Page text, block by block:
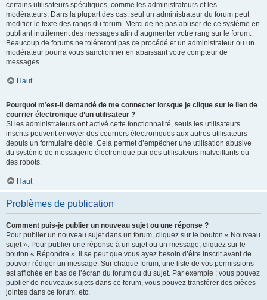
certains utilisateurs spécifiques, comme les administrateurs et les
modérateurs. Dans la plupart des cas, seul un administrateur du forum peut
modifier le texte des rangs du forum. Merci de ne pas abuser de ce système en
publiant inutilement des messages afin d’augmenter votre rang sur le forum.
Beaucoup de forums ne toléreront pas ce procédé et un administrateur ou un
modérateur pourra vous sanctionner en abaissant votre compteur de
messages.
Haut
Pourquoi m’est-il demandé de me connecter lorsque je clique sur le lien de
courrier électronique d’un utilisateur ?
Si les administrateurs ont activé cette fonctionnalité, seuls les utilisateurs
inscrits peuvent envoyer des courriers électroniques aux autres utilisateurs
depuis un formulaire dédié. Cela permet d’empêcher une utilisation abusive
du système de messagerie électronique par des utilisateurs malveillants ou
des robots.
Haut
Problèmes de publication
Comment puis-je publier un nouveau sujet ou une réponse ?
Pour publier un nouveau sujet dans un forum, cliquez sur le bouton « Nouveau
sujet ». Pour publier une réponse à un sujet ou un message, cliquez sur le
bouton « Répondre ». Il se peut que vous ayez besoin d’être inscrit avant de
pouvoir rédiger un message. Sur chaque forum, une liste de vos permissions
est affichée en bas de l’écran du forum ou du sujet. Par exemple : vous pouvez
publier de nouveaux sujets dans ce forum, vous pouvez transférer des pièces
jointes dans ce forum, etc.